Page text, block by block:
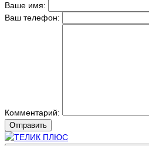
Ваше имя:
Ваш телефон:
Комментарий:
Отправить